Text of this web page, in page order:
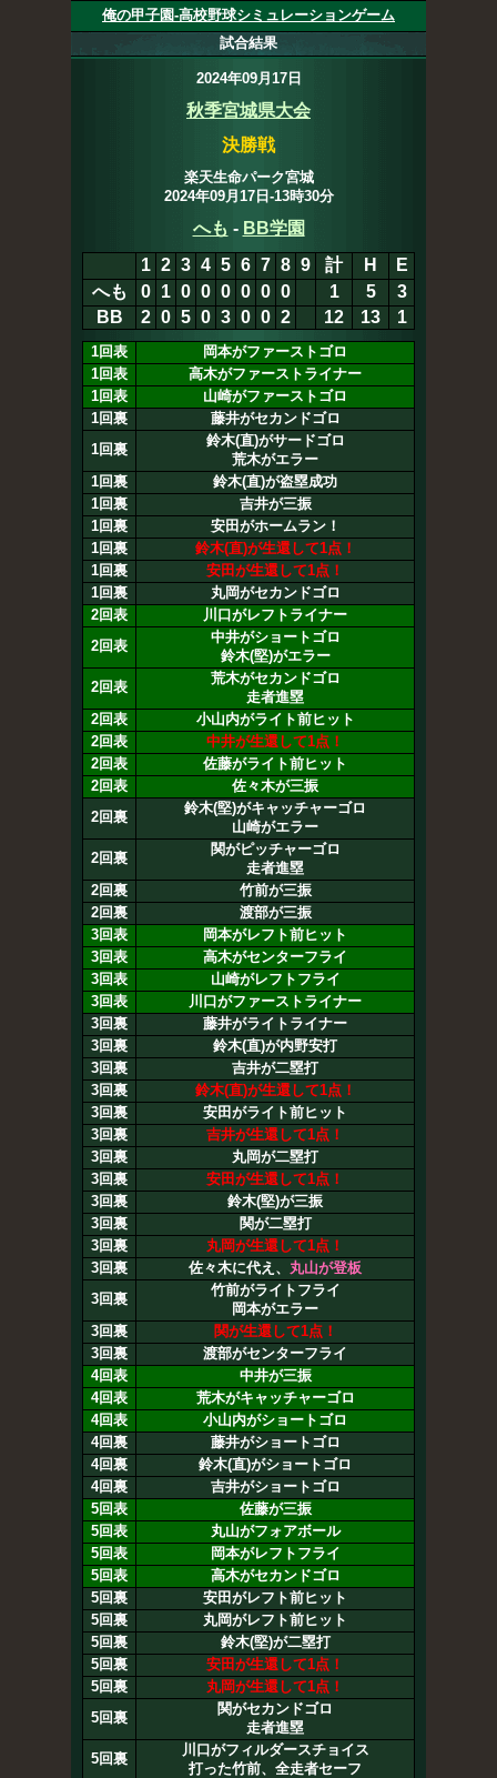
俺の甲子園-高校野球シミュレーションゲーム
試合結果
2024年09月17日
秋季宮城県大会
決勝戦
楽天生命パーク宮城
2024年09月17日-13時30分
へも - BB学園
1 2 3 4 5 6 7 8 9 計 H
E
へも
0 1 0 0 0 0 0 0 2 8
3
BB
2 0 5 0 3 0 0 2 12 13 1
1回表
岡本がファーストゴロ
1回表
高木がファーストライナー
1回表
山崎がファーストゴロ
1回裏
藤井がセカンドゴロ
1回裏
鈴木(直)がサードゴロ
荒木がエラー
1回裏
鈴木(直)が盗塁成功
1回裏
吉井が三振
1回裏
安田がホームラン！
1回裏
鈴木(直)が生還して1点！
1回裏
安田が生還して1点！
1回裏
丸岡がセカンドゴロ
2回表
川口がレフトライナー
2回表
中井がショートゴロ
鈴木(堅)がエラー
2回表
荒木がセカンドゴロ
走者進塁
2回表
小山内がライト前ヒット
2回表
中井が生還して1点！
2回表
佐藤がライト前ヒット
2回表
佐々木が三振
2回裏
鈴木(堅)がキャッチャーゴロ
山崎がエラー
2回裏
関がピッチャーゴロ
走者進塁
2回裏
竹前が三振
2回裏
渡部が三振
3回表
岡本がレフト前ヒット
3回表
高木がセンターフライ
3回表
山崎がレフトフライ
3回表
川口がファーストライナー
3回裏
藤井がライトライナー
3回裏
鈴木(直)が内野安打
3回裏
吉井が二塁打
3回裏
鈴木(直)が生還して1点！
3回裏
安田がライト前ヒット
3回裏
吉井が生還して1点！
3回裏
丸岡が二塁打
3回裏
安田が生還して1点！
3回裏
鈴木(堅)が三振
3回裏
関が二塁打
3回裏
丸岡が生還して1点！
3回裏
佐々木に代え、 丸山が登板
3回裏
竹前がライトフライ
岡本がエラー
3回裏
関が生還して1点！
3回裏
渡部がセンターフライ
4回表
中井が三振
4回表
荒木がキャッチャーゴロ
4回表
小山内がショートゴロ
4回裏
藤井がショートゴロ
4回裏
鈴木(直)がショートゴロ
4回裏
吉井がショートゴロ
5回表
佐藤が三振
5回表
丸山がフォアボール
5回表
岡本がレフトフライ
5回表
高木がセカンドゴロ
5回裏
安田がレフト前ヒット
5回裏
丸岡がレフト前ヒット
5回裏
鈴木(堅)が二塁打
5回裏
安田が生還して1点！
5回裏
丸岡が生還して1点！
5回裏
関がセカンドゴロ
走者進塁
5回裏
川口がフィルダースチョイス
打った竹前、全走者セーフ